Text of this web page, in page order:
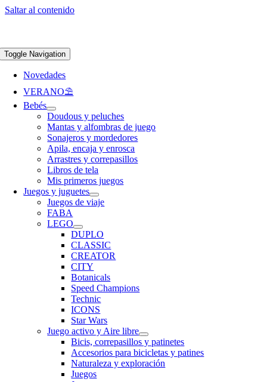
Saltar al contenido
Toggle Navigation
Novedades
VERANO⛱️​
Bebés
Doudous y peluches
Mantas y alfombras de juego
Sonajeros y mordedores
Apila, encaja y enrosca
Arrastres y correpasillos
Libros de tela
Mis primeros juegos
Juegos y juguetes
Juegos de viaje
FABA
LEGO
DUPLO
CLASSIC
CREATOR
CITY
Botanicals
Speed Champions
Technic
ICONS
Star Wars
Juego activo y Aire libre
Bicis, correpasillos y patinetes
Accesorios para bicicletas y patines
Naturaleza y exploración
Juegos